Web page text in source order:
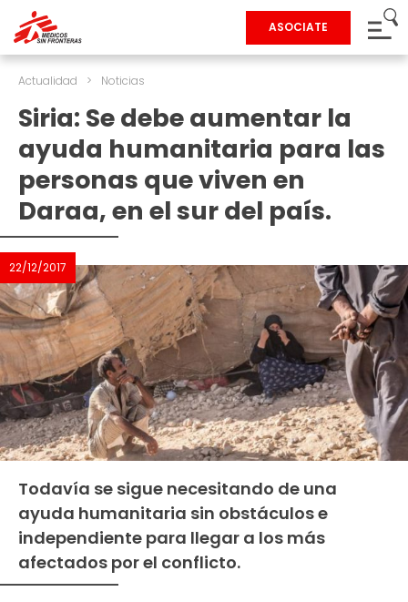
ASOCIATE
Actualidad > Noticias
Siria: Se debe aumentar la
ayuda humanitaria para las
personas que viven en
Daraa, en el sur del país.
22/12/2017
Todavía se sigue necesitando de una
ayuda humanitaria sin obstáculos e
independiente para llegar a los más
afectados por el conflicto.